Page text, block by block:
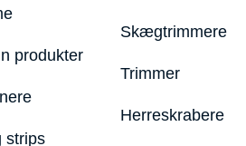
produkter
strips
Skægtrimmere
Trimmer
Herreskrabere